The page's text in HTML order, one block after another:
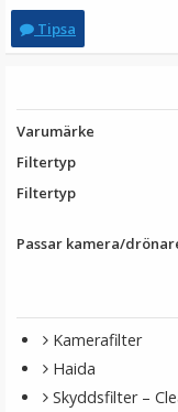
JJC SRB-
Tipsa
Varumärke
Filtertyp
Filtertyp
Passar kamera/
Kamerafilter
Haida
Skyddsfilter –